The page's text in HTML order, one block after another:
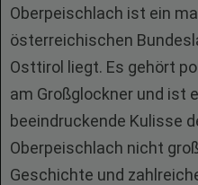
Oberpeischlach ist ein
österreichischen
Osttirol liegt. Es gehört
am Großglockner und ist
beeindruckende Kulisse
Oberpeischlach nicht
Geschichte und